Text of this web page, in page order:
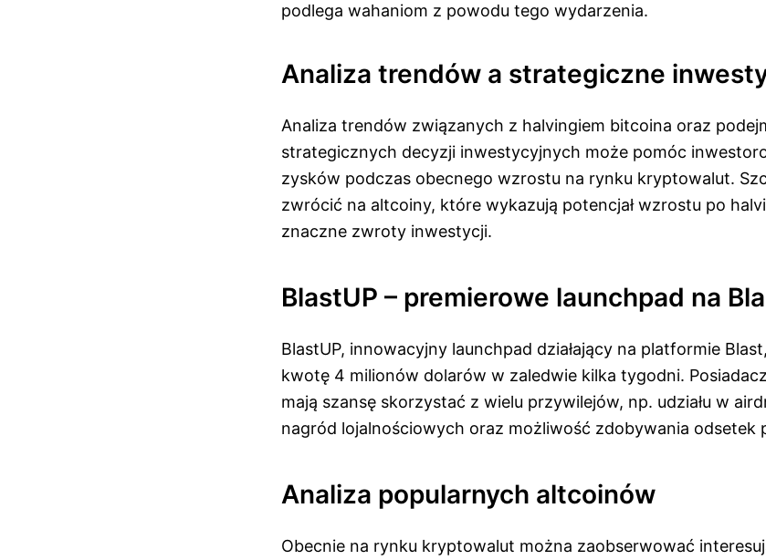
podlega wahaniom z powodu tego wydarzenia.
Analiza trendów a strategiczne
Analiza trendów związanych z halvingiem bitcoina oraz
strategicznych decyzji inwestycyjnych może pomóc
zysków podczas obecnego wzrostu na rynku kryptowalut.
zwrócić na altcoiny, które wykazują potencjał wzrostu po
znaczne zwroty inwestycji.
BlastUP – premierowe launchpad na
BlastUP, innowacyjny launchpad działający na platformie
kwotę 4 milionów dolarów w zaledwie kilka tygodni.
mają szansę skorzystać z wielu przywilejów, np. udziału w
nagród lojalnościowych oraz możliwość zdobywania odsetek
Analiza popularnych altcoinów
Obecnie na rynku kryptowalut można zaobserwować